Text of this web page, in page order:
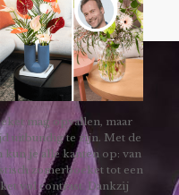
mag opvallen, maar
uitbundig te zijn. Met de
kun je alle kanten op: van
zomerboeket tot een
vol contrast. Dankzij